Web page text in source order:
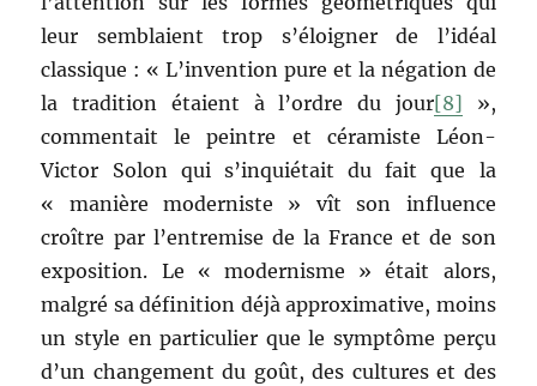
leur semblaient trop s’éloigner de l’idéal
classique : « L’invention pure et la négation de
la tradition étaient à l’ordre du jour[8] »,
commentait le peintre et céramiste Léon-
Victor Solon qui s’inquiétait du fait que la
« manière moderniste » vît son influence
croître par l’entremise de la France et de son
exposition. Le « modernisme » était alors,
malgré sa définition déjà approximative, moins
un style en particulier que le symptôme perçu
d’un changement du goût, des cultures et des